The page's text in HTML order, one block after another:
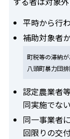
平時から行
補助対象者
町税等の滞納が
八頭町暴力団
認定農業者
同実施でな
同一事業者
回限りの交付